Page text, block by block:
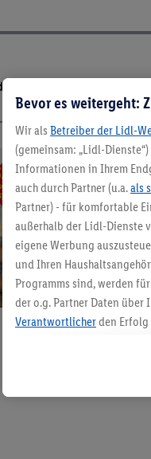
Hinweise nach
Bevor es weitergeht:
Wir als Betreiber der Lidl-
(gemeinsam: „Lidl-
Informationen in Ihrem
auch durch Partner (u.a.als
Partner) - für komfortable
außerhalb der Lidl-Dienste
eigene Werbung
und Ihren
Programms sind, werden
der o.g. Partner Daten
Verantwortlicherden Erfolg
angereicherten Profilen.
Kaufverhalten in den Lidl-
genauen Standortdaten)